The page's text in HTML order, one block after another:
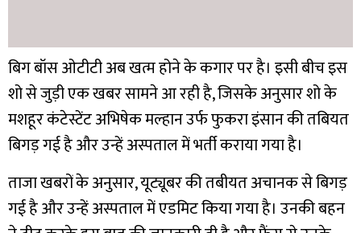
बिग बॉस ओटीटी अब खत्म होने के कगार पर है। इसी बीच इस
शो से जुड़ी एक खबर सामने आ रही है, जिसके अनुसार शो के
मशहूर कंटेस्टेंट अभिषेक मल्हान उर्फ फुकरा इंसान की तबियत
बिगड़ गई है और उन्हें अस्पताल में भर्ती कराया गया है।
ताजा खबरों के अनुसार, यूट्यूबर की तबीयत अचानक से बिगड़
गई है और उन्हें अस्पताल में एडमिट किया गया है। उनकी बहन